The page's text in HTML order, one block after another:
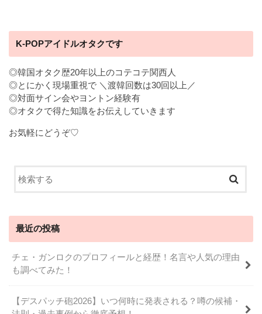
K-POPアイドルオタクです
◎韓国オタク歴20年以上のコテコテ関西人
◎とにかく現場重視で ＼渡韓回数は30回以上／
◎対面サイン会やヨントン経験有
◎オタクで得た知識をお伝えしていきます
お気軽にどうぞ♡
最近の投稿
チェ・ガンロクのプロフィールと経歴！名言や人気の理由
も調べてみた！
【デスパッチ砲2026】いつ何時に発表される？噂の候補・